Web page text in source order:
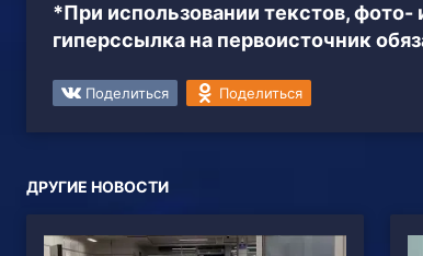
*При использовании текстов,
гиперссылка на первоисточник
Поделиться Поделиться
ДРУГИЕ НОВОСТИ